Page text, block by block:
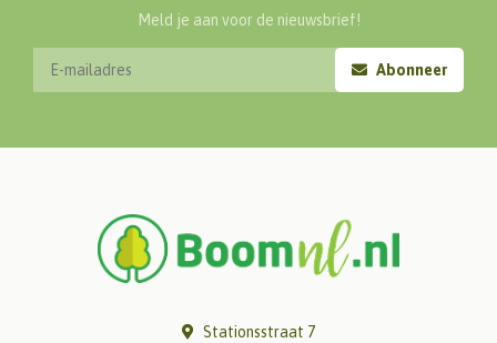
Meld je aan voor de nieuwsbrief!
Abonneer
Stationsstraat 7